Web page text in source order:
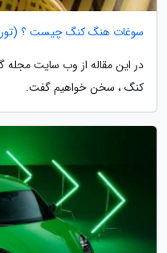
سوغات هنگ کنگ چیست ؟
در این مقاله از وب سایت مجله
کنگ ، سخن خواهیم گفت.